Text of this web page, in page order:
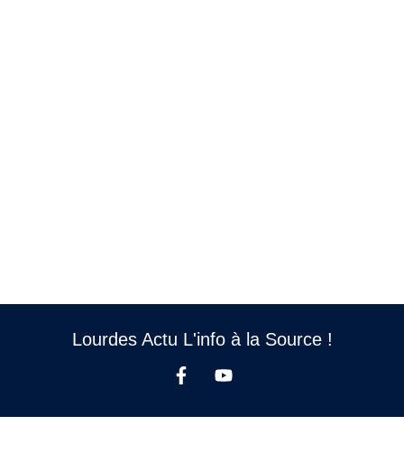
Lourdes Actu L'info à la Source !